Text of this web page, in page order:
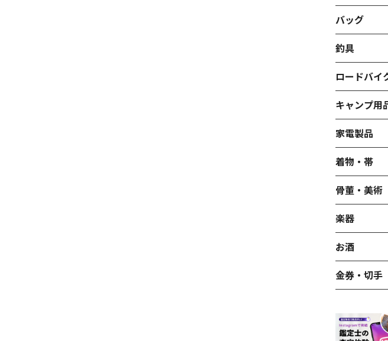
バッグ
釣具
ロードバイ
キャンプ用
家電製品
着物・帯
骨董・美術
楽器
お酒
金券・切手